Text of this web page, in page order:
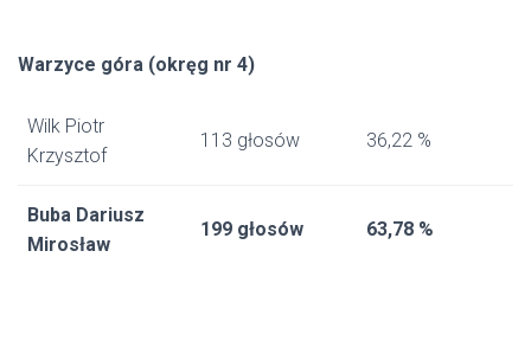
Warzyce góra (okręg nr 4)
Wilk Piotr
Krzysztof
113 głosów 36,22 %
Buba Dariusz
Mirosław
199 głosów 63,78 %